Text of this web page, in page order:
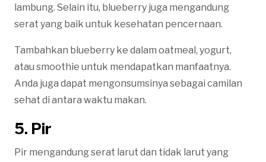
lambung. Selain itu, blueberry juga mengandung
serat yang baik untuk kesehatan pencernaan.
Tambahkan blueberry ke dalam oatmeal, yogurt,
atau smoothie untuk mendapatkan manfaatnya.
Anda juga dapat mengonsumsinya sebagai camilan
sehat di antara waktu makan.
5. Pir
Pir mengandung serat larut dan tidak larut yang